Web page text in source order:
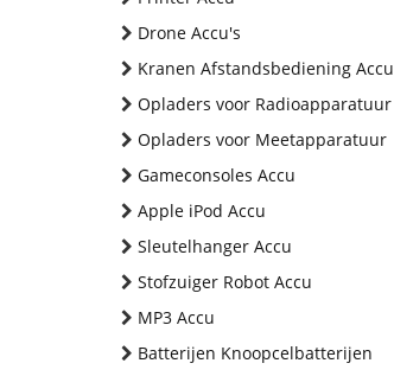
Drone Accu's
Kranen Afstandsbediening Accu
Opladers voor Radioapparatuur
Opladers voor Meetapparatuur
Gameconsoles Accu
Apple iPod Accu
Sleutelhanger Accu
Stofzuiger Robot Accu
MP3 Accu
Batterijen Knoopcelbatterijen